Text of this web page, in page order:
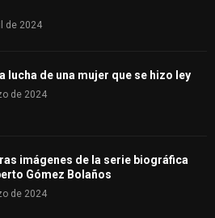
de 2024
lucha de una mujer que se hizo ley
de 2024
imágenes de la serie biográfica
Gómez Bolaños
de 2024